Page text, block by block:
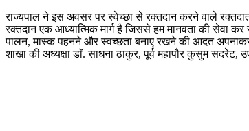
राज्यपाल ने इस अवसर पर स्वेच्छा से रक्तदान करने वाले
रक्तदान एक आध्यात्मिक मार्ग है जिससे हम मानवता की सेवा कर
पालन, मास्क पहनने और स्वच्छता बनाए रखने की आदत
शाखा की अध्यक्षा डाॅ. साधना ठाकुर, पूर्व महापौर कुसुम